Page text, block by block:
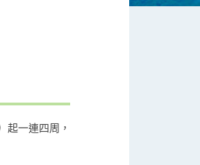
一連四周，